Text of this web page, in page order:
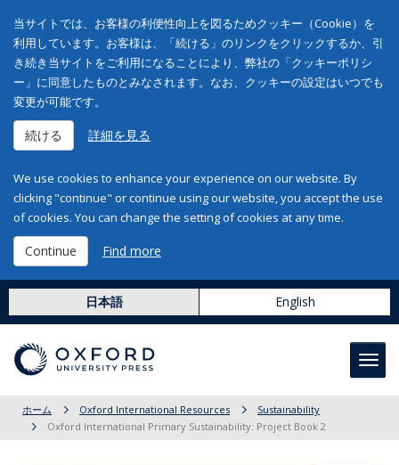
当サイトでは、お客様の利便性向上を図るためクッキー（Cookie）を
利用しています。お客様は、「続ける」のリンクをクリックするか、引
き続き当サイトをご利用になることにより、弊社の「クッキーポリシ
ー」に同意したものとみなされます。なお、クッキーの設定はいつでも
変更が可能です。
続ける 詳細を見る
We use cookies to enhance your experience on our website. By
clicking "continue" or continue using our website, you accept the use
of cookies. You can change the setting of cookies at any time.
Continue Find more
日本語 English
ホーム Oxford International Resources
Sustainability
Oxford International Primary Sustainability: Project Book 2